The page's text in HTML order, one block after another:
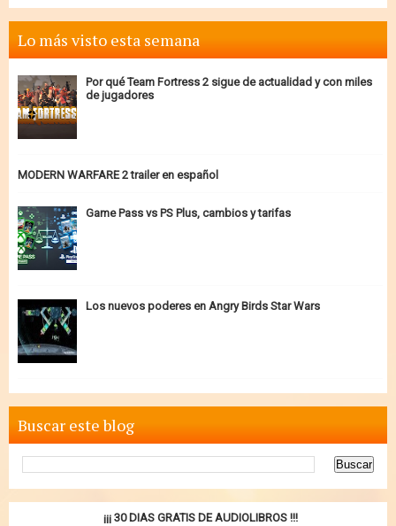
Lo más visto esta semana
Por qué Team Fortress 2 sigue de actualidad y con miles
de jugadores
MODERN WARFARE 2 trailer en español
Game Pass vs PS Plus, cambios y tarifas
Los nuevos poderes en Angry Birds Star Wars
Buscar este blog
¡¡¡ 30 DIAS GRATIS DE AUDIOLIBROS !!!